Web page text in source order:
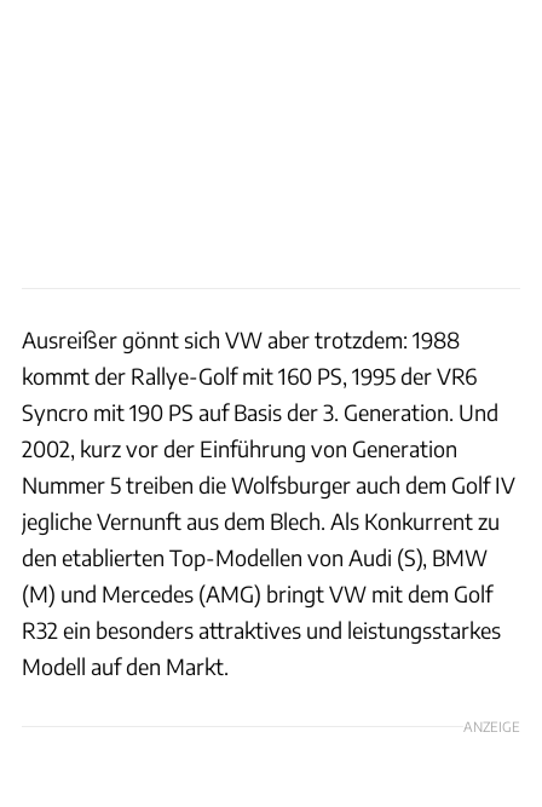
Ausreißer gönnt sich VW aber trotzdem: 1988
kommt der Rallye-Golf mit 160 PS, 1995 der VR6
Syncro mit 190 PS auf Basis der 3. Generation. Und
2002, kurz vor der Einführung von Generation
Nummer 5 treiben die Wolfsburger auch dem Golf IV
jegliche Vernunft aus dem Blech. Als Konkurrent zu
den etablierten Top-Modellen von Audi (S), BMW
(M) und Mercedes (AMG) bringt VW mit dem Golf
R32 ein besonders attraktives und leistungsstarkes
Modell auf den Markt.
ANZEIGE